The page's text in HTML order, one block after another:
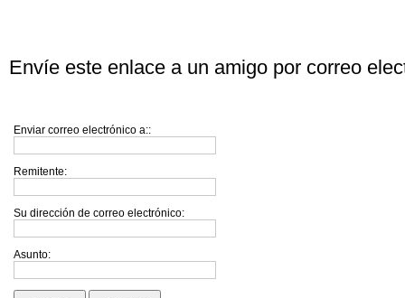
Envíe este enlace a un amigo por correo
Enviar correo electrónico a::
Remitente:
Su dirección de correo electrónico:
Asunto: